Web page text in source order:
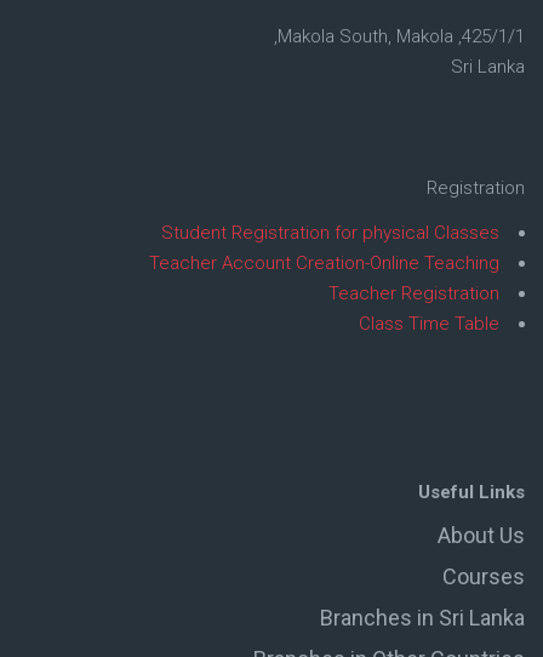
425/1/1, Makola South, Makola,
Sri Lanka
Registration
Student Registration for physical Classes
Teacher Account Creation-Online Teaching
Teacher Registration
Class Time Table
Useful Links
About Us
Courses
Branches in Sri Lanka